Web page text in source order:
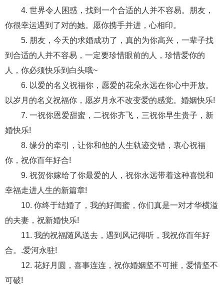
化妆 挽留前任 避孕 挽回男友 孕妇食谱
挽回老公 产检 家庭暴力 孕中期
经营婚姻 婚姻修复 孕早期 感情挽回
备孕 产后恢复
产妇食谱 同性恋 交往 搭讪 光棍节
4. 世界令人困惑，找到一个合适的人并不容易。朋友，
你很幸运遇到了对的她。愿你携手并进，心相印。
5. 朋友，今天的求婚成功了，真的为你高兴，一辈子找
到合适的人并不容易，一定要珍惜眼前的人，珍惜爱你的
人，你必须快乐到白头哦~
6. 以爱的名义祝福你，愿爱的花朵永远在你心中开放。
以岁月的名义祝福你，愿岁月永不改变爱的感觉。婚姻快乐!
7. 一祝你恩爱甜蜜，二祝你齐飞，三祝你早生贵子，新
婚快乐!
8. 缘分的牵引，让你和他的人生轨迹交错，衷心祝福
你，祝你百年好合!
9. 祝贺你嫁给了你最爱的人，祝你永远带着这种喜悦和
幸福走进人生的新篇章!
10. 你终于结婚了，我的好闺蜜，你们真是一对才华横溢
的夫妻，祝新婚快乐!
11. 我的祝福随风送去，遇到风记得听，我祝你百年好
合。.爱河永驻!
12. 花好月圆，喜事连连，祝你婚姻坚不可摧，爱情坚不
可破!